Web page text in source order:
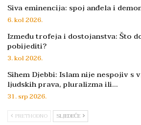
Siva eminencija: spoj anđela i
6. kol 2026.
Između trofeja i dostojanstva: Što
pobijediti?
3. kol 2026.
Sihem Djebbi: Islam nije nespojiv s
ljudskih prava, pluralizma ili…
31. srp 2026.
PRETHODNO SLJEDEĆE